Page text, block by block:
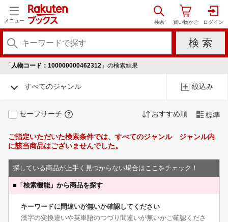
メニュー
「 人物コード：100000000462312 」の検索結果
すべてのジャンル 絞込み
セーフサーチ おすすめ順 標準
ご指定いただいた検索条件では、すべてのジャンル ジャンル内
に該当商品はございませんでした。
探している商品が上手く見つからない場合はここをチェック！
■ 「検索機能」から商品を探す
キーワードに間違いが無いか確認してください
漢字の変換違いや英単語のつづり間違いが無いかご確認くださ